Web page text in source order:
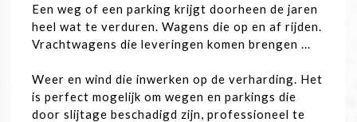
Een weg of een parking krijgt doorheen de jaren
heel wat te verduren. Wagens die op en af rijden.
Vrachtwagens die leveringen komen brengen ...
Weer en wind die inwerken op de verharding. Het
is perfect mogelijk om wegen en parkings die
door slijtage beschadigd zijn, professioneel te